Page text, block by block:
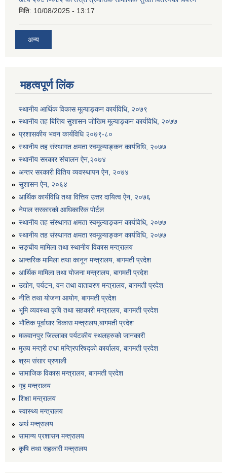
मिति: 10/08/2025 - 13:17
अन्य
महत्वपूर्ण लिंक
स्थानीय आर्थिक विकास मूल्याङ्कन कार्यविधि, २०७९
स्थानीय तह बित्तिय सुशासन जोखिम मूल्याङ्कन कार्यविधि, २०७७
प्रशासकीय भवन कार्यविधि २०७९-८०
स्थानीय तह संस्थागत क्षमता स्वमूल्याङ्कन कार्यविधि, २०७७
स्थानीय सरकार संचालन ऐन,२०७४
अन्तर सरकारी वितिय व्यवस्थापन ऐन, २०७४
सुशासन ऐन, २०६४
आर्थिक कार्यविधि तथा वित्तिय उत्तर दायित्व ऐन, २०७६
नेपाल सरकारको आधिकारिक पोर्टल
स्थानीय तह संस्थागत क्षमता स्वमूल्याङ्कन कार्यविधि, २०७७
स्थानीय तह संस्थागत क्षमता स्वमूल्याङ्कन कार्यविधि, २०७७
सङ्घीय मामिला तथा स्थानीय विकास मन्त्रालय
आन्तरिक मामिला तथा कानून मन्त्रालय, बागमती प्रदेश
आर्थिक मामिला तथा योजना मन्त्रालय, बागमती प्रदेश
उद्योग, पर्यटन, वन तथा वातावरण मन्त्रालय, बागमती प्रदेश
नीति तथा योजना आयोग, बागमती प्रदेश
भूमि व्यवस्था कृषि तथा सहकारी मन्त्रालय, बागमती प्रदेश
भौतिक पूर्वाधार विकास मन्त्रालय,बागमती प्रदेश
मकवानपुर जिल्लाका पर्यटकीय स्थलहरुको जानकारी
मुख्य मन्त्री तथा मन्त्रिपरिषद्को कार्यालय, बागमती प्रदेश
श्रम संसार प्रणाली
सामाजिक विकास मन्त्रालय, बागमती प्रदेश
गृह मन्त्रालय
शिक्षा मन्त्रालय
स्वास्थ्य मन्त्रालय
अर्थ मन्त्रालय
सामान्य प्रशासन मन्त्रालय
कृषि तथा सहकारी मन्त्रालय